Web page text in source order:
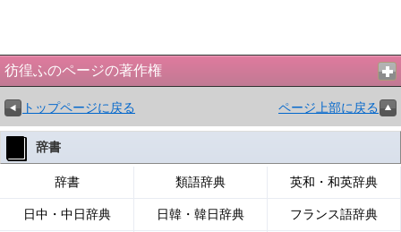
彷徨ふのページの著作権
トップページに戻る ページ上部に戻る
辞書
辞書 類語辞典 英和・和英辞典
日中・中日辞典 日韓・韓日辞典 フランス語辞典